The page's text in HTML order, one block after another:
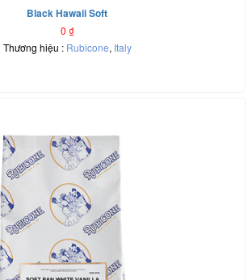
Black Hawaii Soft
0 ₫
Thương hiệu : Rubicone, Italy